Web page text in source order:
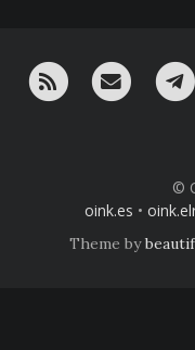
RSS
©
oink.es •
Theme by